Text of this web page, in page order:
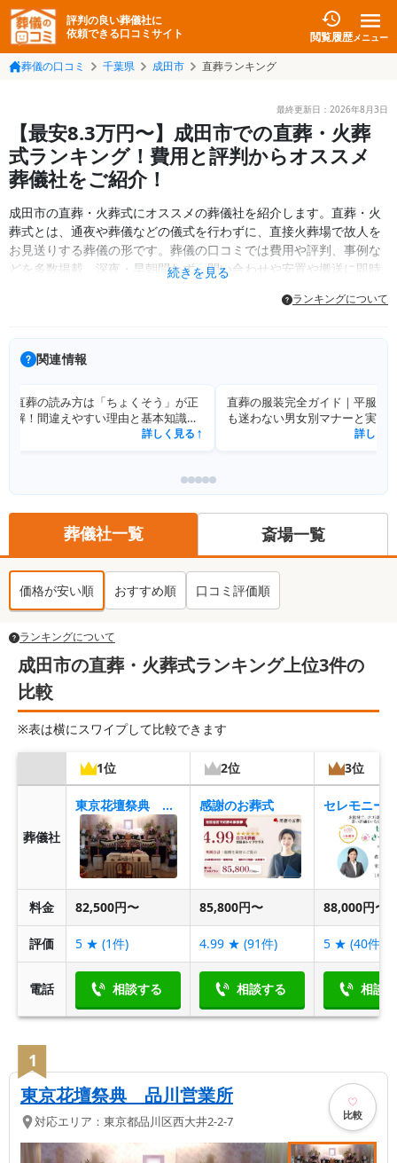
評判の良い葬儀社に
依頼できる口コミサイト
閲覧履歴メニュー
葬儀の口コミ 千葉県 成田市 直葬ランキング
最終更新日： 2026年8月3日
【最安8.3万円〜】成田市での直葬・火葬
式ランキング！費用と評判からオススメ
葬儀社をご紹介！
成田市の直葬・火葬式にオススメの葬儀社を紹介します。直葬・火
葬式とは、通夜や葬儀などの儀式を行わずに、直接火葬場で故人を
お見送りする葬儀の形です。葬儀の口コミでは費用や評判、事例な
どを多数掲載。深夜・早朝問わず、問い合わせや安置や搬送に即時
続きを見る
ランキングについて
関連情報
直葬の読み方は「ちょくそう」が正
解！間違えやすい理由と基本知識を
詳しく見る↗
直葬の服装完全ガイド｜平服指
も迷わない男女別マナーと実例
詳しく
葬儀社一覧 斎場一覧
価格が安い順 おすすめ順 口コミ評価順
ランキングについて
成田市の直葬・火葬式ランキング上位3件の
比較
※表は横にスワイプして比較できます
1位 2位 3位
葬儀社
東京花壇祭典 品川営業所 感謝のお葬式
料金 82,500円〜 85,800円〜 88,000円〜
評価 5 ★ (1件) 4.99 ★ (91件) 5 ★ (40件)
電話 相談する 相談する 相談
1
東京花壇祭典 品川営業所
対応エリア： 東京都品川区西大井2-2-7 比較